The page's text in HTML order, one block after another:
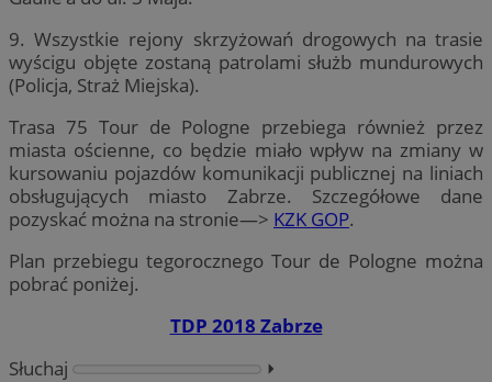
9. Wszystkie rejony skrzyżowań drogowych na trasie
wyścigu objęte zostaną patrolami służb mundurowych
(Policja, Straż Miejska).
Trasa 75 Tour de Pologne przebiega również przez
miasta ościenne, co będzie miało wpływ na zmiany w
kursowaniu pojazdów komunikacji publicznej na liniach
obsługujących miasto Zabrze. Szczegółowe dane
pozyskać można na stronie—> KZK GOP.
Plan przebiegu tegorocznego Tour de Pologne można
pobrać poniżej.
TDP 2018 Zabrze
Słuchaj
⏵︎